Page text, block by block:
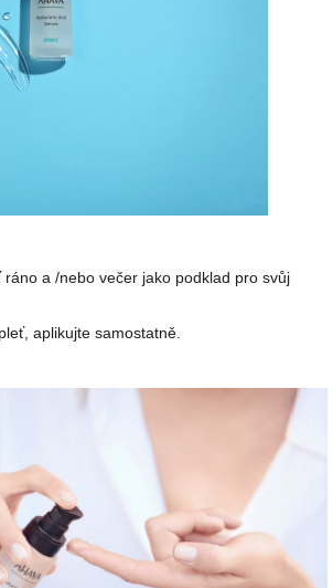
a /nebo večer jako podklad pro svůj
aplikujte samostatně.